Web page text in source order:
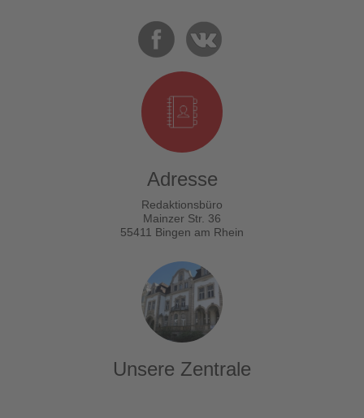
Adresse
Redaktionsbüro
Mainzer Str. 36
55411 Bingen am Rhein
Unsere Zentrale